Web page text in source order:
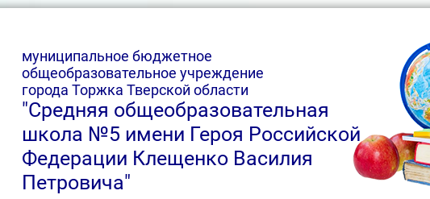
муниципальное бюджетное
общеобразовательное учреждение
города Торжка Тверской области
"Средняя общеобразовательная
школа №5 имени Героя Российской
Федерации Клещенко Василия
Петровича"